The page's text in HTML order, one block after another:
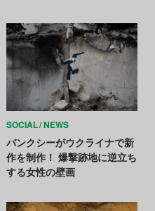
SOCIAL NEWS
バンクシーがウクライナで新
作を制作！ 爆撃跡地に逆立ち
する女性の壁画